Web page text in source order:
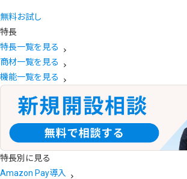
無料お試し
特長
特長一覧を見る
商材一覧を見る
機能一覧を見る
特長別に見る
Amazon Pay導入